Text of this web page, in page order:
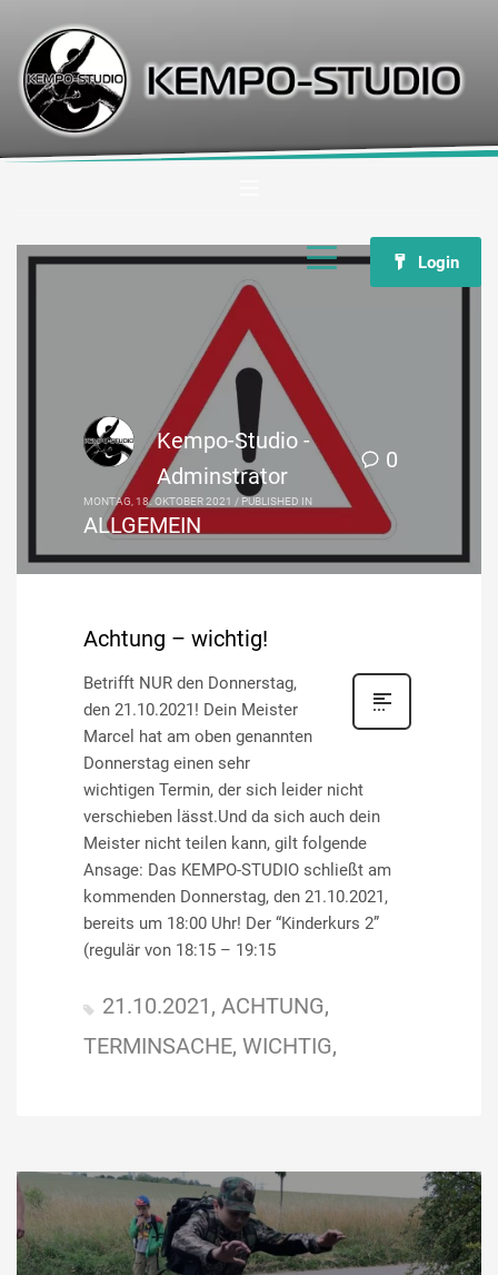
Login
0
Kempo-Studio -
Adminstrator
MONTAG, 18. OKTOBER 2021 / PUBLISHED IN
ALLGEMEIN
Achtung – wichtig!
Betrifft NUR den Donnerstag,
den 21.10.2021! Dein Meister
Marcel hat am oben genannten
Donnerstag einen sehr
wichtigen Termin, der sich leider nicht
verschieben lässt.Und da sich auch dein
Meister nicht teilen kann, gilt folgende
Ansage: Das KEMPO-STUDIO schließt am
kommenden Donnerstag, den 21.10.2021,
bereits um 18:00 Uhr! Der “Kinderkurs 2”
(regulär von 18:15 – 19:15
21.10.2021 ACHTUNG
TERMINSACHE WICHTIG